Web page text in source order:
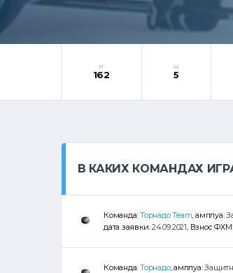
И
162
Ш
5
В КАКИХ КОМАНДАХ
Команда:Торнадо Team , амплуа:
дата заявки:24.09.2021 , Взнос ФХМ:
Команда:Торнадо, амплуа: